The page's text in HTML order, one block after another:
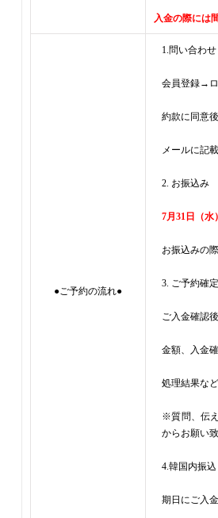
入金の際には
●ご予約の流れ●
1.問い合わせ
会員登録→
約款に同意
メールに記
2. お振込み
7月31日（水
お振込みの
3. ご予約確定
ご入金確認
金額、入金
処理結果な
※質問、伝
からお願い
4.韓国内振込
期日にご入